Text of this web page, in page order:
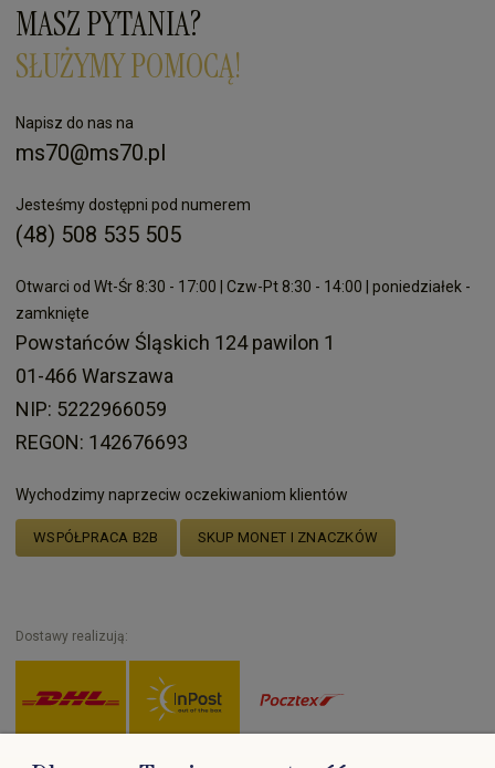
MASZ PYTANIA?
SŁUŻYMY POMOCĄ!
Napisz do nas na
ms70@ms70.pl
Jesteśmy dostępni pod numerem
(48) 508 535 505
Otwarci od Wt-Śr 8:30 - 17:00 | Czw-Pt 8:30 - 14:00 | poniedziałek -
zamknięte
Powstańców Śląskich 124 pawilon 1
01-466 Warszawa
NIP: 5222966059
REGON: 142676693
Wychodzimy naprzeciw oczekiwaniom klientów
WSPÓŁPRACA B2B SKUP MONET I ZNACZKÓW
Dostawy realizują: